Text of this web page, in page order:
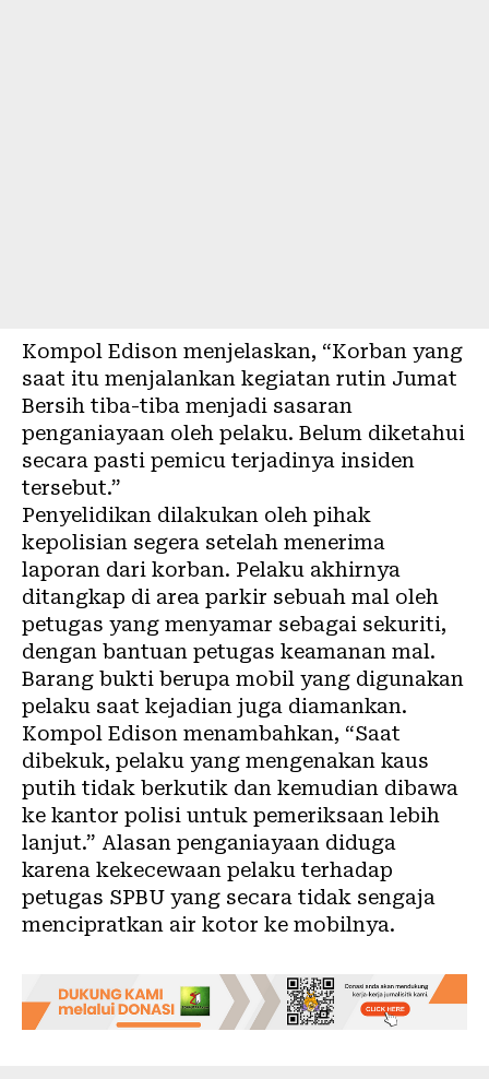
Kompol Edison menjelaskan, “Korban yang
saat itu menjalankan kegiatan rutin Jumat
Bersih tiba-tiba menjadi sasaran
penganiayaan oleh pelaku. Belum diketahui
secara pasti pemicu terjadinya insiden
tersebut.”
Penyelidikan dilakukan oleh pihak
kepolisian segera setelah menerima
laporan dari korban. Pelaku akhirnya
ditangkap di area parkir sebuah mal oleh
petugas yang menyamar sebagai sekuriti,
dengan bantuan petugas keamanan mal.
Barang bukti berupa mobil yang digunakan
pelaku saat kejadian juga diamankan.
Kompol Edison menambahkan, “Saat
dibekuk, pelaku yang mengenakan kaus
putih tidak berkutik dan kemudian dibawa
ke kantor polisi untuk pemeriksaan lebih
lanjut.” Alasan penganiayaan diduga
karena kekecewaan pelaku terhadap
petugas SPBU yang secara tidak sengaja
mencipratkan air kotor ke mobilnya.